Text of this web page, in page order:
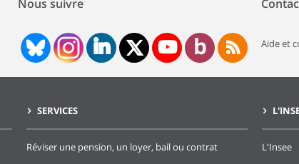
Nous suivre
Aide et
SERVICES
Réviser une pension, un loyer, bail ou contrat
L'Insee